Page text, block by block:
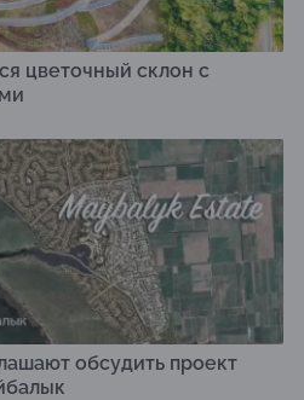
цветочный склон с
обсудить проект